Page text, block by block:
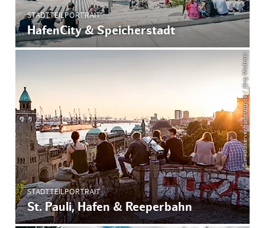
STADTTEILPORTRAIT
HafenCity & Speicherstadt
© mediaserver.hamburg.de / Jörg Modrow
STADTTEILPORTRAIT
St. Pauli, Hafen & Reeperbahn